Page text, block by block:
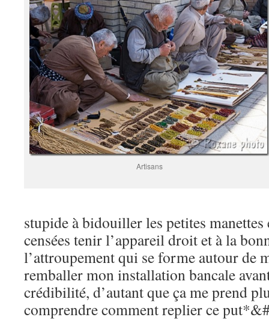
Artisans
stupide à bidouiller les petites
censées tenir l’appareil droit et à la
l’attroupement qui se forme autour de
remballer mon installation bancale
crédibilité, d’autant que ça me prend
comprendre comment replier ce